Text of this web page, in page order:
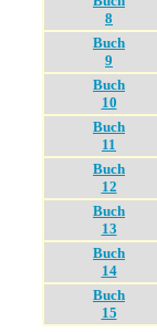
8
Buch
9
Buch
10
Buch
11
Buch
12
Buch
13
Buch
14
Buch
15